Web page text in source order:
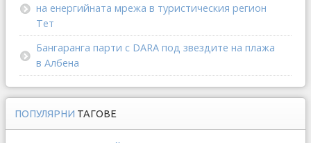
на енергийната мрежа в туристическия регион
Тет
Бангаранга парти с DARA под звездите на плажа
в Албена
ПОПУЛЯРНИ ТАГОВЕ